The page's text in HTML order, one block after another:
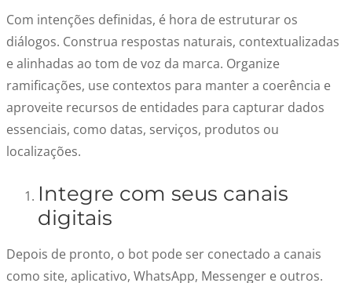
Com intenções definidas, é hora de estruturar os
diálogos. Construa respostas naturais, contextualizadas
e alinhadas ao tom de voz da marca. Organize
ramificações, use contextos para manter a coerência e
aproveite recursos de entidades para capturar dados
essenciais, como datas, serviços, produtos ou
localizações.
Integre com seus canais
digitais
Depois de pronto, o bot pode ser conectado a canais
como site, aplicativo, WhatsApp, Messenger e outros.